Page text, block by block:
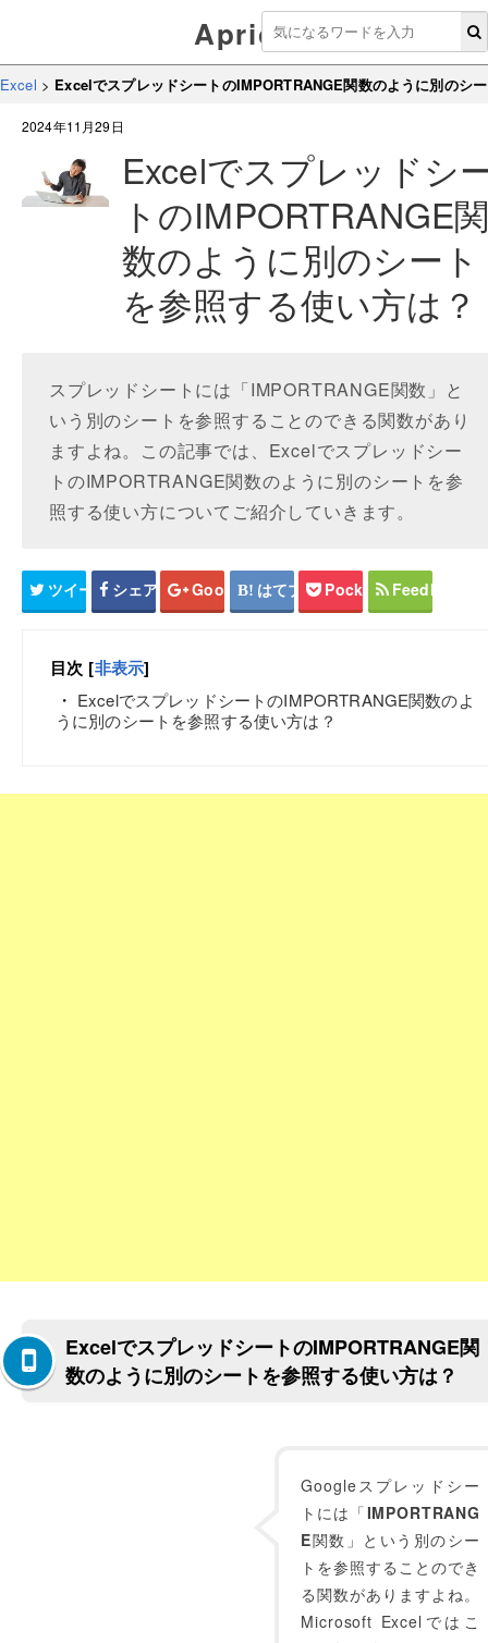
Aprico
Excel > ExcelでスプレッドシートのIMPORTRANGE関数のように別のシ
2024年11月29日
Excelでスプレッドシ
トのIMPORTRANGE
数のように別のシート
を参照する使い方は？
スプレッドシートには「IMPORTRANGE関数」と
いう別のシートを参照することのできる関数があり
ますよね。この記事では、Excelでスプレッドシー
トのIMPORTRANGE関数のように別のシートを参
照する使い方についてご紹介していきます。
ツイート シェア Google+ はてブ Pocket Feedly
目次 [非表示]
ExcelでスプレッドシートのIMPORTRANGE関数のよ
うに別のシートを参照する使い方は？
ExcelでスプレッドシートのIMPORTRANGE関
数のように別のシートを参照する使い方は？
Googleスプレッドシー
トには「IMPORTRANG
E関数」という別のシー
トを参照することのでき
る関数がありますよね。
Microsoft Excelではこ